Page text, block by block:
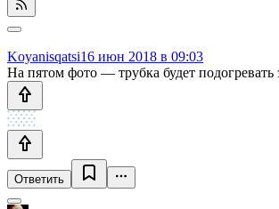
Koyanisqatsi16 июн 2018 в 09:03
На пятом фото — трубка будет подогревать
Ответить